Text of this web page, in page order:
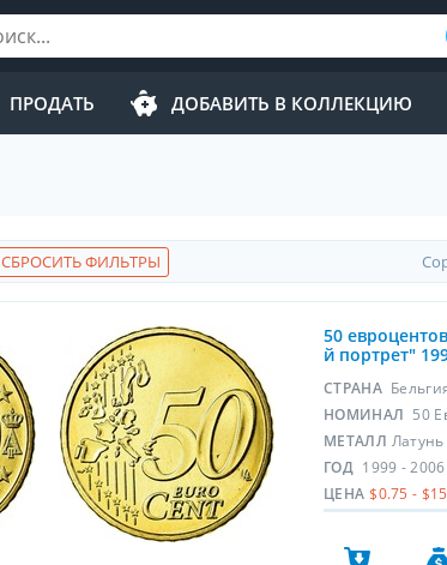
ПРОДАТЬ ДОБАВИТЬ В КОЛЛЕКЦИЮ
СБРОСИТЬ ФИЛЬТРЫ
50
й портрет"
СТРАНА
НОМИНАЛ 50
МЕТАЛЛ Латунь
ГОД 1999 - 2006
ЦЕНА $0.75 - $15